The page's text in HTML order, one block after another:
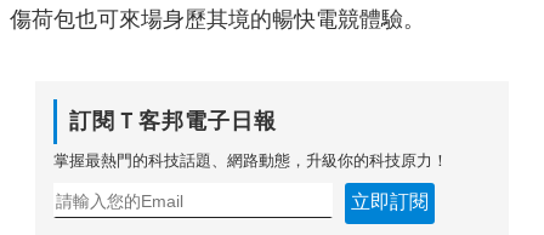
傷荷包也可來場身歷其境的暢快電競體驗。
訂閱Ｔ客邦電子日報
掌握最熱門的科技話題、網路動態，升級你的科技原力！
立即訂閱